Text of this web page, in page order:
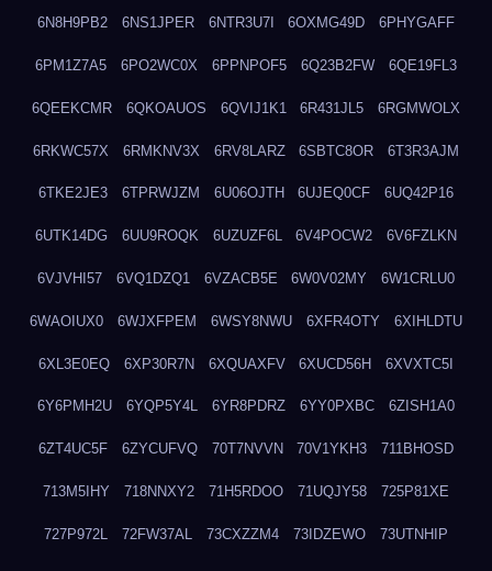
6N8H9PB2 6NS1JPER 6NTR3U7I 6OXMG49D 6PHYGAFF
6PM1Z7A5 6PO2WC0X 6PPNPOF5 6Q23B2FW 6QE19FL3
6QEEKCMR 6QKOAUOS 6QVIJ1K1 6R431JL5 6RGMWOLX
6RKWC57X 6RMKNV3X 6RV8LARZ 6SBTC8OR 6T3R3AJM
6TKE2JE3 6TPRWJZM 6U06OJTH 6UJEQ0CF 6UQ42P16
6UTK14DG 6UU9ROQK 6UZUZF6L 6V4POCW2 6V6FZLKN
6VJVHI57 6VQ1DZQ1 6VZACB5E 6W0V02MY 6W1CRLU0
6WAOIUX0 6WJXFPEM 6WSY8NWU 6XFR4OTY 6XIHLDTU
6XL3E0EQ 6XP30R7N 6XQUAXFV 6XUCD56H 6XVXTC5I
6Y6PMH2U 6YQP5Y4L 6YR8PDRZ 6YY0PXBC 6ZISH1A0
6ZT4UC5F 6ZYCUFVQ 70T7NVVN 70V1YKH3 711BHOSD
713M5IHY 718NNXY2 71H5RDOO 71UQJY58 725P81XE
727P972L 72FW37AL 73CXZZM4 73IDZEWO 73UTNHIP